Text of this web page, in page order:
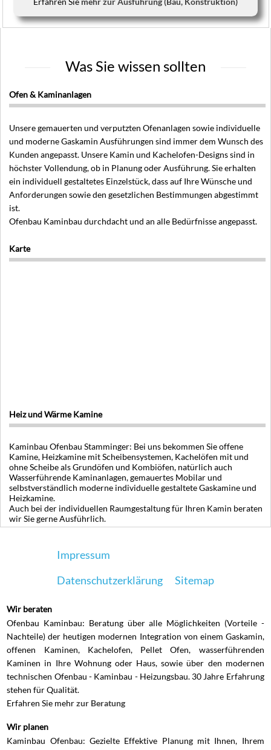
Was Sie wissen sollten
Ofen & Kaminanlagen
Unsere gemauerten und verputzten Ofenanlagen sowie individuelle
und moderne Gaskamin Ausführungen sind immer dem Wunsch des
Kunden angepasst. Unsere Kamin und Kachelofen-Designs sind in
höchster Vollendung, ob in Planung oder Ausführung. Sie erhalten
ein individuell gestaltetes Einzelstück, dass auf Ihre Wünsche und
Anforderungen sowie den gesetzlichen Bestimmungen abgestimmt
ist.
Ofenbau Kaminbau durchdacht und an alle Bedürfnisse angepasst.
Karte
Heiz und Wärme Kamine
Kaminbau Ofenbau Stamminger: Bei uns bekommen Sie offene
Kamine, Heizkamine mit Scheibensystemen, Kachelöfen mit und
ohne Scheibe als Grundöfen und Kombiöfen, natürlich auch
Wasserführende Kaminanlagen, gemauertes Mobilar und
selbstverständlich moderne individuelle gestaltete Gaskamine und
Heizkamine.
Auch bei der individuellen Raumgestaltung für Ihren Kamin beraten
wir Sie gerne Ausführlich.
Impressum
Datenschutzerklärung
Sitemap
Wir beraten
Ofenbau Kaminbau: Beratung über alle Möglichkeiten (Vorteile -
Nachteile) der heutigen modernen Integration von einem Gaskamin,
offenen Kaminen, Kachelofen, Pellet Ofen, wasserführenden
Kaminen in Ihre Wohnung oder Haus, sowie über den modernen
technischen Ofenbau - Kaminbau - Heizungsbau. 30 Jahre Erfahrung
stehen für Qualität.
Erfahren Sie mehrzur Beratung
Wir planen
Kaminbau Ofenbau: Gezielte Effektive Planung mit Ihnen, Ihrem